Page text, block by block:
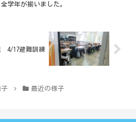
全学年が揃いました。
4/17避難訓練
最近の様子